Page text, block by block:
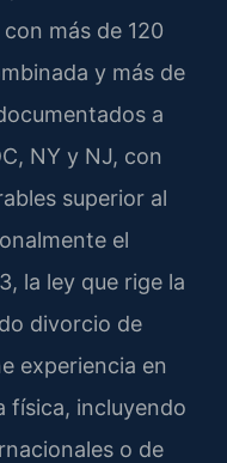
más de 120
y más de
a
NY y NJ, con
superior al
el
la ley que rige la
divorcio de
experiencia en
física, incluyendo
o de